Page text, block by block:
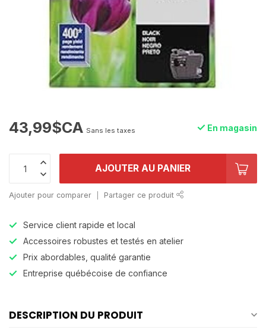
43,99$CA Sans les taxes En magasin
AJOUTER AU PANIER
Ajouter pour comparer Partager ce produit
Service client rapide et local
Accessoires robustes et testés en atelier
Prix abordables, qualité garantie
Entreprise québécoise de confiance
DESCRIPTION DU PRODUIT